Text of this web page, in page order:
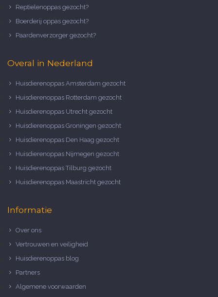
Reptielenoppas gezocht?
Boerderij oppas gezocht?
Paardenverzorger gezocht?
Overal in Nederland
Huisdierenoppas Amsterdam gezocht
Huisdierenoppas Rotterdam gezocht
Huisdierenoppas Utrecht gezocht
Huisdierenoppas Groningen gezocht
Huisdierenoppas Den Haag gezocht
Huisdierenoppas Nijmegen gezocht
Huisdierenoppas Tilburg gezocht
Huisdierenoppas Maastricht gezocht
Informatie
Over ons
Vertrouwen en veiligheid
Huisdierenoppas blog
Partners
Algemene voorwaarden